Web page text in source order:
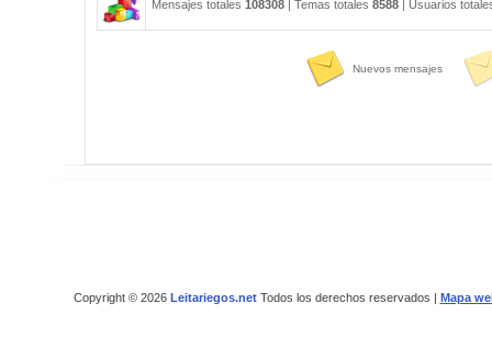
Mensajes totales 108308| Temas totales 8588| Usuarios
Nuevos mensajes
Copyright © 2026 Leitariegos.netTodos los derechos reservados | Mapa